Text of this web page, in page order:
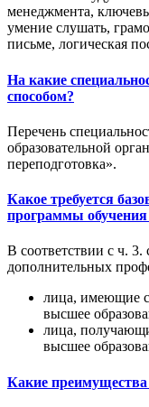
менеджмента,
умение слушать,
письме, логическая
На какие
способом?
Перечень
образовательной
переподготовка».
Какое требуется
программы
В соответствии с ч.
дополнительных
лица, имеющие
высшее
лица,
высшее
Какие